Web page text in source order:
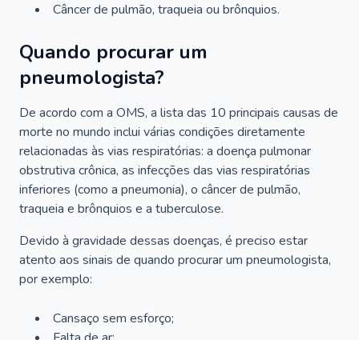
Câncer de pulmão, traqueia ou brônquios.
Quando procurar um
pneumologista?
De acordo com a OMS, a lista das 10 principais causas de
morte no mundo inclui várias condições diretamente
relacionadas às vias respiratórias: a doença pulmonar
obstrutiva crônica, as infecções das vias respiratórias
inferiores (como a pneumonia), o câncer de pulmão,
traqueia e brônquios e a tuberculose.
Devido à gravidade dessas doenças, é preciso estar
atento aos sinais de quando procurar um pneumologista,
por exemplo:
Cansaço sem esforço;